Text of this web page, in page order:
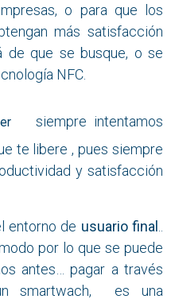
o para que los
más satisfacción
de que se busque, o se
NFC.
siempre intentamos
te libere , pues siempre
y satisfacción
entorno de usuario final
por lo que se puede
antes… pagar a través
smartwach, es una